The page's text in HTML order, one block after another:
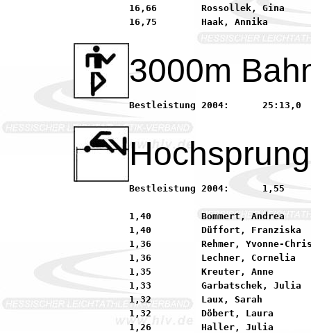
16,66        Rossollek, Gina
16,75        Haak, Annika
3000m
Bestleistung 2004:	25:13,0      Puglisi, Virginia       90 SSC Hanau-Rodenbach
Hochsprung
Bestleistung 2004:	1,55         Lustig, Melanie         90 LAZ Bruchköbel
1,40         Bommert, Andrea
1,40         Düffort, Franziska
1,36         Rehmer, Yvonne-
1,36         Lechner, Cornelia
1,35         Kreuter, Anne
1,33         Garbatschek, Julia
1,32         Laux, Sarah
1,32         Döbert, Laura
1,26         Haller, Julia